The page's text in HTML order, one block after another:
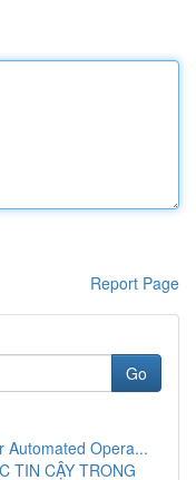
Report Page
Go
Automated Opera...
TIN CẬY TRONG